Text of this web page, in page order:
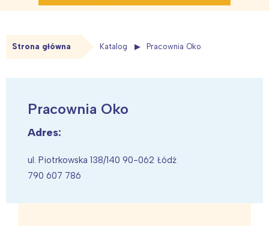
Strona główna Katalog Pracownia Oko
Pracownia Oko
Adres:
ul. Piotrkowska 138/140 90-062 Łódź
790 607 786